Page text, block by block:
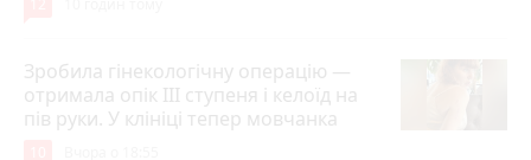
Зробила гінекологічну операцію —
отримала опік ІІІ ступеня і келоїд на
пів руки. У клініці тепер мовчанка